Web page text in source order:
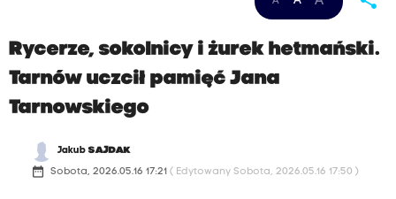
Rycerze, sokolnicy i żurek hetmański.
Tarnów uczcił pamięć Jana
Tarnowskiego
JakubSAJDAK
date_range Sobota, 2026.05.16 17:21 ( Edytowany Sobota, 2026.05.16 17:50 )